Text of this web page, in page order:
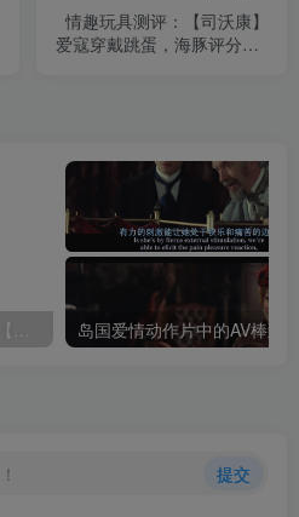
情趣玩具测评：【司沃康】
爱寇穿戴跳蛋，海豚评分：8
美国名器飞机杯Fleshlight 【Quickshot-Vantage 双头飞机杯】完全评测
提交